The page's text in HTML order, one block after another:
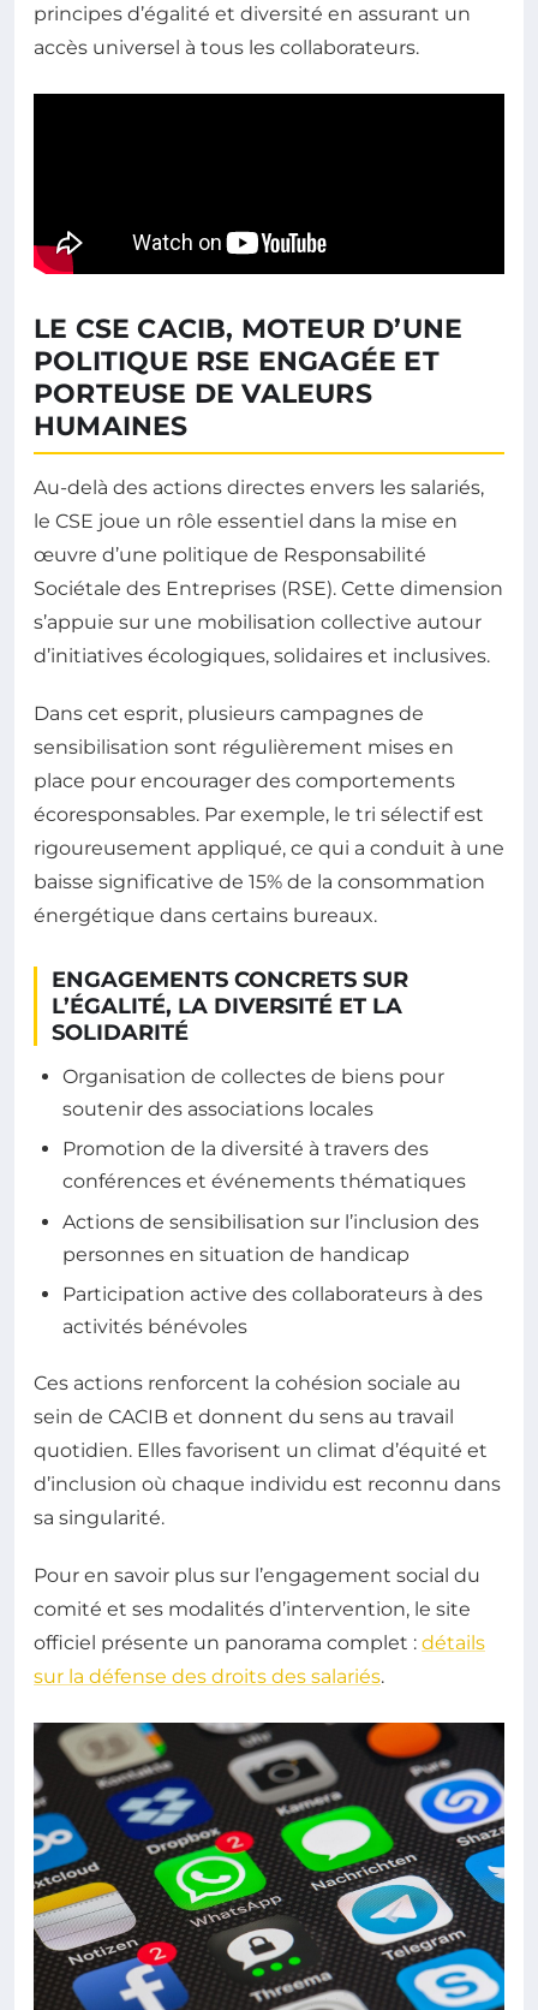
principes d’égalité et diversité en assurant un
accès universel à tous les collaborateurs.
LE CSE CACIB, MOTEUR D’UNE
POLITIQUE RSE ENGAGÉE ET
PORTEUSE DE VALEURS
HUMAINES
Au-delà des actions directes envers les salariés,
le CSE joue un rôle essentiel dans la mise en
œuvre d’une politique de Responsabilité
Sociétale des Entreprises (RSE). Cette dimension
s’appuie sur une mobilisation collective autour
d’initiatives écologiques, solidaires et inclusives.
Dans cet esprit, plusieurs campagnes de
sensibilisation sont régulièrement mises en
place pour encourager des comportements
écoresponsables. Par exemple, le tri sélectif est
rigoureusement appliqué, ce qui a conduit à une
baisse significative de 15% de la consommation
énergétique dans certains bureaux.
ENGAGEMENTS CONCRETS SUR
L’ÉGALITÉ, LA DIVERSITÉ ET LA
SOLIDARITÉ
Organisation de collectes de biens pour
soutenir des associations locales
Promotion de la diversité à travers des
conférences et événements thématiques
Actions de sensibilisation sur l’inclusion des
personnes en situation de handicap
Participation active des collaborateurs à des
activités bénévoles
Ces actions renforcent la cohésion sociale au
sein de CACIB et donnent du sens au travail
quotidien. Elles favorisent un climat d’équité et
d’inclusion où chaque individu est reconnu dans
sa singularité.
Pour en savoir plus sur l’engagement social du
comité et ses modalités d’intervention, le site
officiel présente un panorama complet : détails
sur la défense des droits des salariés.